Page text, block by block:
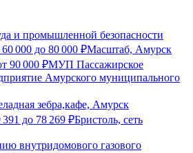
и промышленной безопасности
60 000 до 80 000 ₽Масштаб, Амурск
90 000 ₽МУП Пассажирское
Амурского муниципального
зебра,кафе, Амурск
391 до 78 269 ₽Бристоль, сеть
внутридомового газового